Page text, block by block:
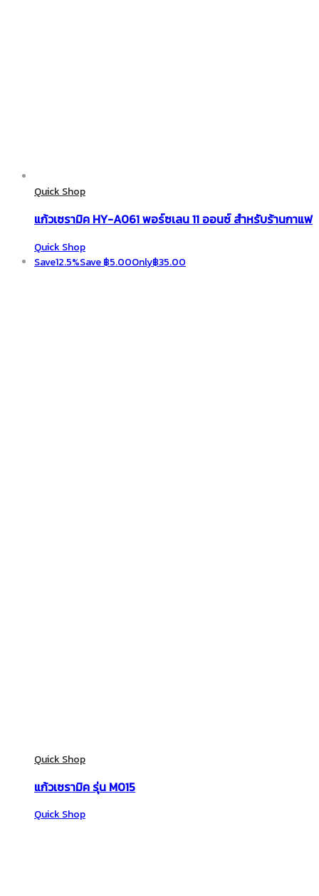
Quick Shop
แก้วเซรามิค HY-A061 พอร์ซเลน 11 ออนซ์ สำหรับร้านกาแฟ
Quick Shop
Save12.5%Save฿5.00Only฿35.00
Quick Shop
แก้วเซรามิค รุ่น M015
Quick Shop